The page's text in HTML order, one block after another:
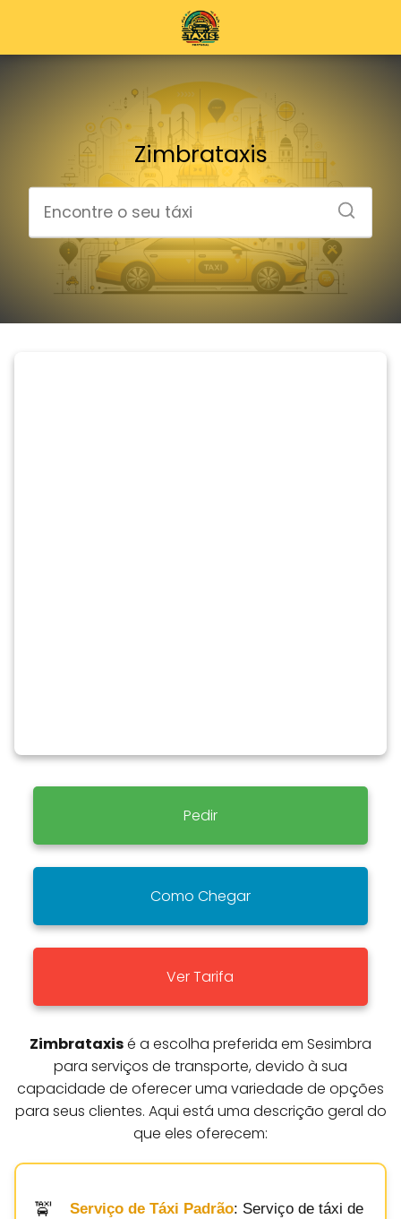
Zimbrataxis
Pedir
Como Chegar
Ver Tarifa
Zimbrataxisé a escolha preferida em Sesimbra
para serviços de transporte, devido à sua
capacidade de oferecer uma variedade de opções
para seus clientes. Aqui está uma descrição geral do
que eles oferecem:
Serviço de Táxi Padrão: Serviço de táxi de